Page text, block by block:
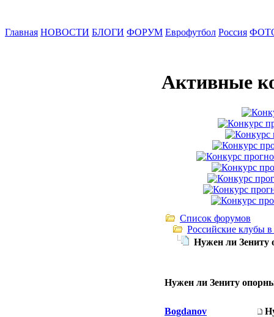
Главная НОВОСТИ БЛОГИ ФОРУМ Еврофутбол Россия
Активные
Список форумов
Российские клубы
Нужен ли Зениту
Нужен ли Зениту
Bogdanov